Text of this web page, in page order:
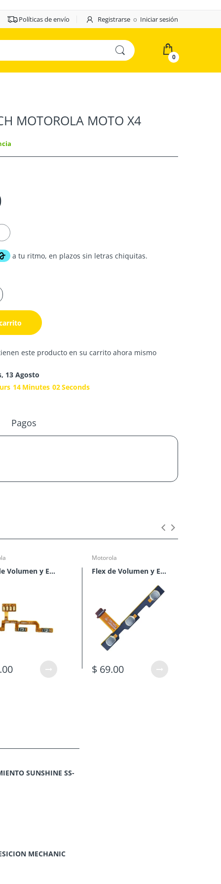
Políticas de envío Registrarse o Iniciar sesión
0
MOTOROLA MOTO X4
este producto en su carrito ahora mismo
13 Agosto
14 Minutes 01Second
Pagos
Flex de Volumen y Encendido Moto G8 Play
Motorola
Flex de Volumen y Encendido Moto G8 Power Lite
$ 69.00
SUNSHINE SS-
MECHANIC